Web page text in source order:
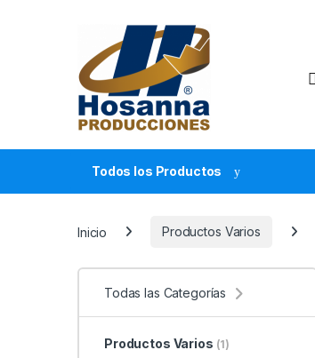
Todos los Productos
Inicio Productos Varios
Todas las Categorías
Productos Varios (1)